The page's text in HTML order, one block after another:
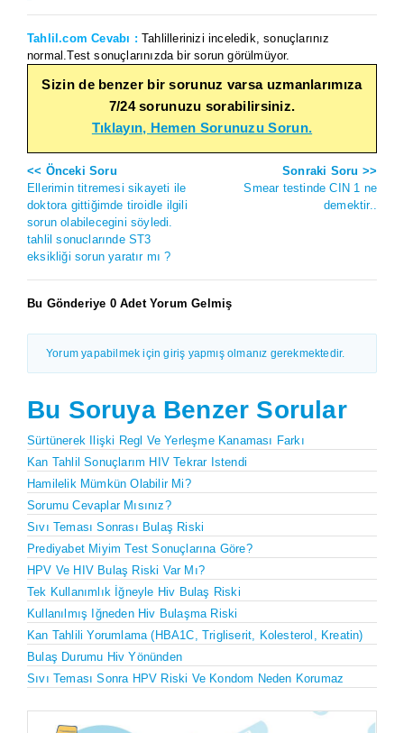
Tahlil.com Cevabı : Tahlillerinizi inceledik, sonuçlarınız
normal.Test sonuçlarınızda bir sorun görülmüyor.
Sizin de benzer bir sorunuz varsa uzmanlarımıza
7/24 sorunuzu sorabilirsiniz.
Tıklayın, Hemen Sorunuzu Sorun.
<< Önceki Soru
Ellerimin titremesi sikayeti ile
doktora gittiğimde tiroidle ilgili
sorun olabilecegini söyledi.
tahlil sonuclarınde ST3
eksikliği sorun yaratır mı ?
Sonraki Soru >>
Smear testinde CIN 1 ne
demektir..
Bu Gönderiye 0 Adet Yorum Gelmiş
Yorum yapabilmek için giriş yapmış olmanız gerekmektedir.
Bu Soruya Benzer Sorular
Sürtünerek Ilişki Regl Ve Yerleşme Kanaması Farkı
Kan Tahlil Sonuçlarım HIV Tekrar Istendi
Hamilelik Mümkün Olabilir Mi?
Sorumu Cevaplar Mısınız?
Sıvı Teması Sonrası Bulaş Riski
Prediyabet Miyim Test Sonuçlarına Göre?
HPV Ve HIV Bulaş Riski Var Mı?
Tek Kullanımlık İğneyle Hiv Bulaş Riski
Kullanılmış Iğneden Hiv Bulaşma Riski
Kan Tahlili Yorumlama (HBA1C, Trigliserit, Kolesterol, Kreatin)
Bulaş Durumu Hiv Yönünden
Sıvı Teması Sonra HPV Riski Ve Kondom Neden Korumaz